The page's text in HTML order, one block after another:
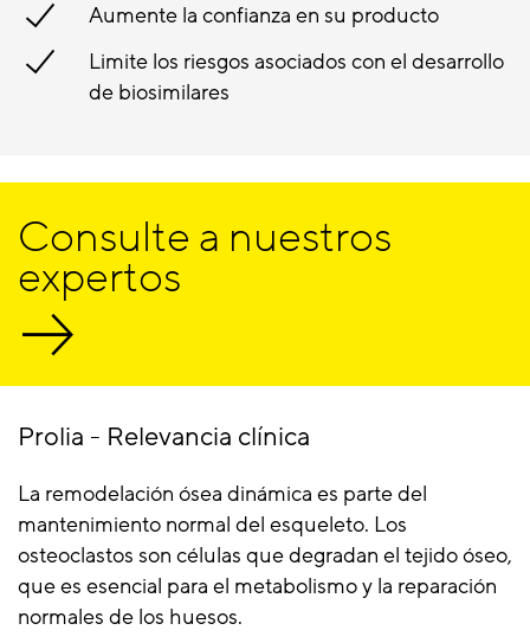
Aumente la confianza en su producto
Limite los riesgos asociados con el desarrollo
de biosimilares
Consulte a nuestros
expertos
Prolia - Relevancia clínica
La remodelación ósea dinámica es parte del
mantenimiento normal del esqueleto. Los
osteoclastos son células que degradan el tejido óseo,
que es esencial para el metabolismo y la reparación
normales de los huesos.